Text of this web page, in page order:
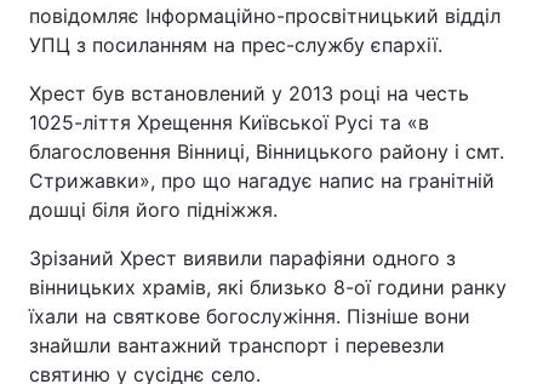
повідомляє Інформаційно-просвітницький відділ
УПЦ з посиланням на прес-службу єпархії.
Хрест був встановлений у 2013 році на честь
1025-ліття Хрещення Київської Русі та «в
благословення Вінниці, Вінницького району і смт.
Стрижавки», про що нагадує напис на гранітній
дошці біля його підніжжя.
Зрізаний Хрест виявили парафіяни одного з
вінницьких храмів, які близько 8-ої години ранку
їхали на святкове богослужіння. Пізніше вони
знайшли вантажний транспорт і перевезли
святиню у сусіднє село.